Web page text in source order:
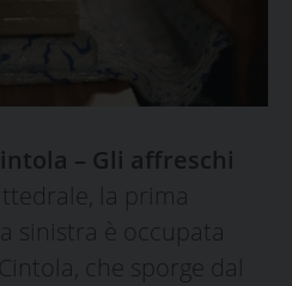
– Gli affreschi
la prima
sinistra è occupata
che sporge dal